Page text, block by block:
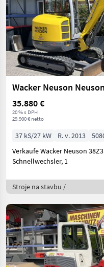
Wacker Neuson
35.880 €
20 % s DPH
29.900 € netto
37 kS/27 kW R. v. 2013
Verkaufe Wacker Neuson
Schnellwechsler, 1
Stroje na stavbu /